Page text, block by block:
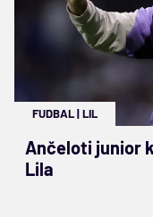
FUDBAL|LIL
Ančeloti junior
Lila